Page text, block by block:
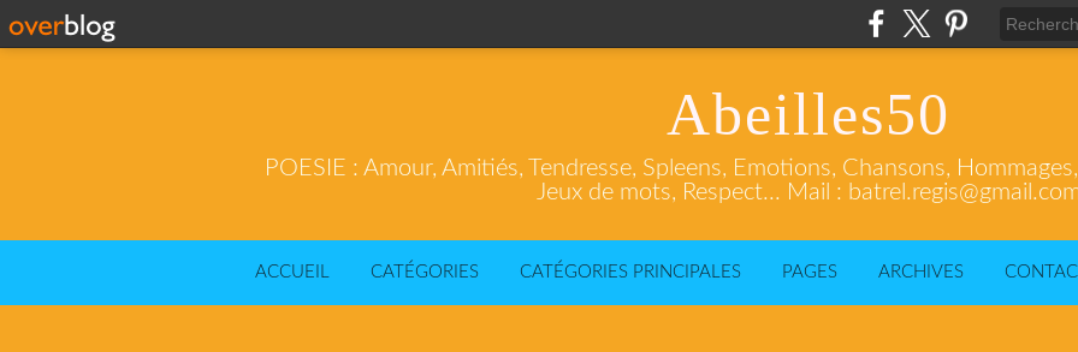
Abeilles50
POESIE : Amour, Amitiés, Tendresse, Spleens, Emotions, Chansons,
Jeux de mots, Respect... Mail :
ACCUEIL CATÉGORIES CATÉGORIES PRINCIPALES PAGES ARCHIVES